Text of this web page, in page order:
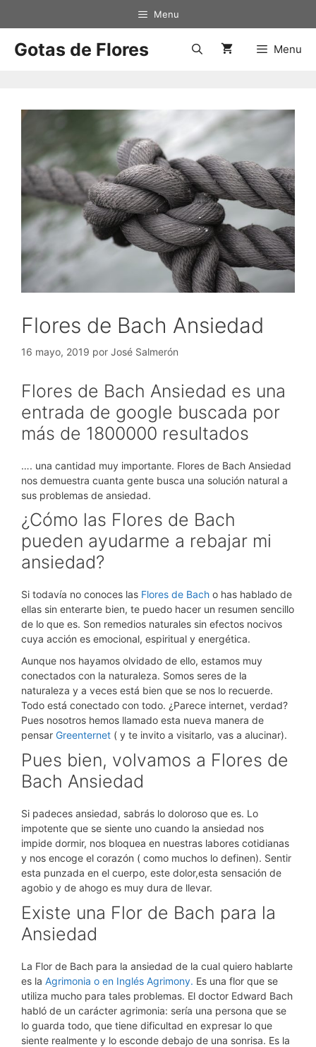
Menu
Gotas de Flores Menu
Flores de Bach Ansiedad
16 mayo, 2019 por José Salmerón
Flores de Bach Ansiedad es una
entrada de google buscada por
más de 1800000 resultados
…. una cantidad muy importante. Flores de Bach Ansiedad
nos demuestra cuanta gente busca una solución natural a
sus problemas de ansiedad.
¿Cómo las Flores de Bach
pueden ayudarme a rebajar mi
ansiedad?
Si todavía no conoces las Flores de Bach o has hablado de
ellas sin enterarte bien, te puedo hacer un resumen sencillo
de lo que es. Son remedios naturales sin efectos nocivos
cuya acción es emocional, espiritual y energética.
Aunque nos hayamos olvidado de ello, estamos muy
conectados con la naturaleza. Somos seres de la
naturaleza y a veces está bien que se nos lo recuerde.
Todo está conectado con todo. ¿Parece internet, verdad?
Pues nosotros hemos llamado esta nueva manera de
pensar Greenternet ( y te invito a visitarlo, vas a alucinar).
Pues bien, volvamos a Flores de
Bach Ansiedad
Si padeces ansiedad, sabrás lo doloroso que es. Lo
impotente que se siente uno cuando la ansiedad nos
impide dormir, nos bloquea en nuestras labores cotidianas
y nos encoge el corazón ( como muchos lo definen). Sentir
esta punzada en el cuerpo, este dolor,esta sensación de
agobio y de ahogo es muy dura de llevar.
Existe una Flor de Bach para la
Ansiedad
La Flor de Bach para la ansiedad de la cual quiero hablarte
es la Agrimonia o en Inglés Agrimony. Es una flor que se
utiliza mucho para tales problemas. El doctor Edward Bach
habló de un carácter agrimonia: sería una persona que se
lo guarda todo, que tiene dificultad en expresar lo que
siente realmente y lo esconde debajo de una sonrisa. Es la